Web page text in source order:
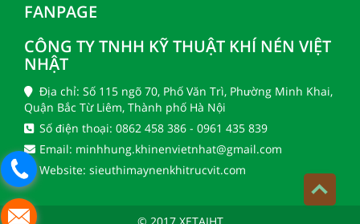
FANPAGE
CÔNG TY TNHH KỸ THUẬT KHÍ NÉN VIỆT
NHẬT
Địa chỉ: Số 115 ngõ 70, Phố Văn Trì, Phường Minh Khai,
Quận Bắc Từ Liêm, Thành phố Hà Nội
Số điện thoại: 0862 458 386 - 0961 435 839
Email: minhhung.khinenvietnhat@gmail.com
Website: sieuthimaynenkhitrucvit.com